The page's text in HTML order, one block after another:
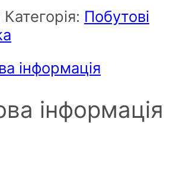
Категорія: Побутові
інформація
інформація